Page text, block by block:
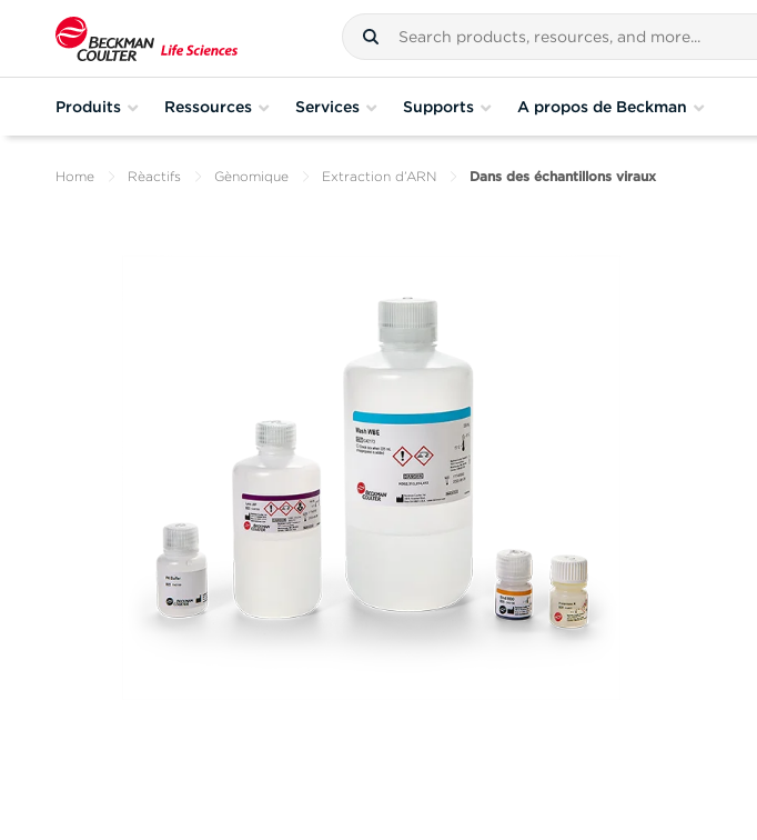
Produits Ressources Services Supports A propos de Beckman
Home Rèactifs Gènomique Extraction d’ARN Dans des échantillons viraux